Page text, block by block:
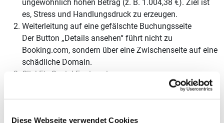
Diese Webseite verwendet Cookies
ungewöhnlich hohen Betrag (z. B. 1.004,38 €). Ziel ist
es, Stress und Handlungsdruck zu erzeugen.
Weiterleitung auf eine gefälschte Buchungsseite
Der Button „Details ansehen“ führt nicht zu
Booking.com, sondern über eine Zwischenseite auf eine
schädliche Domain.
ClickFix-Social-Engineering
Die gefälschte Seite zeigt eine angebliche Browser-